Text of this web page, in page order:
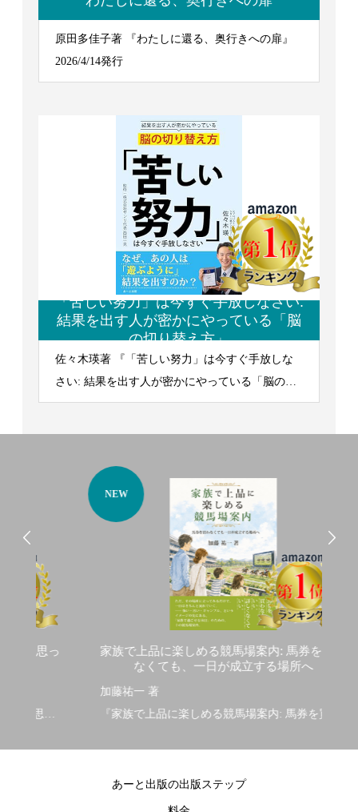
原田多佳子著 『わたしに還る、奥行きへの扉』
2026/4/14発行
「苦しい努力」は今すぐ手放しなさい:
結果を出す人が密かにやっている「脳
の切り替え方」
佐々木瑛著 『「苦しい努力」は今すぐ手放しな
さい: 結果を出す人が密かにやっている「脳の切
り替え方」』 2026/4/13発行
家族で上品に楽しめる競馬場案内: 馬券を買わ
なくても、一日が成立する場所へ
加藤祐一 著
『家族で上品に楽しめる競馬場案内: 馬券を買わ
あーと出版の出版ステップ